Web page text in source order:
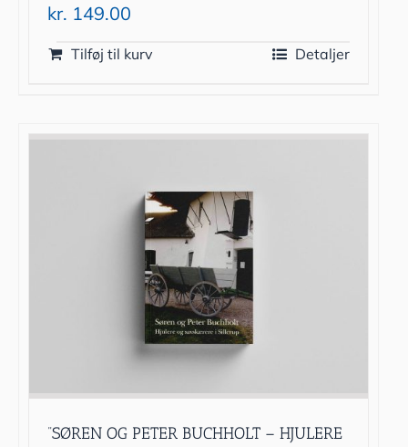
kr. 149.00
Tilføj til kurv Detaljer
”SØREN OG PETER BUCHHOLT – HJULERE